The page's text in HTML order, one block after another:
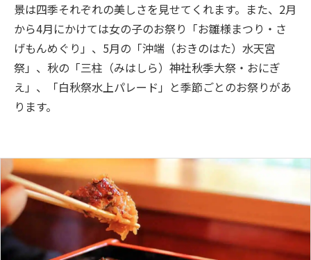
景は四季それぞれの美しさを見せてくれます。また、2月
から4月にかけては女の子のお祭り「お雛様まつり・さ
げもんめぐり」、5月の「沖端（おきのはた）水天宮
祭」、秋の「三柱（みはしら）神社秋季大祭・おにぎ
え」、「白秋祭水上パレード」と季節ごとのお祭りがあ
ります。